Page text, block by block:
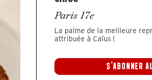
Paris 17e
La palme de la meilleure
attribuée à Caïus !
S'ABONNER